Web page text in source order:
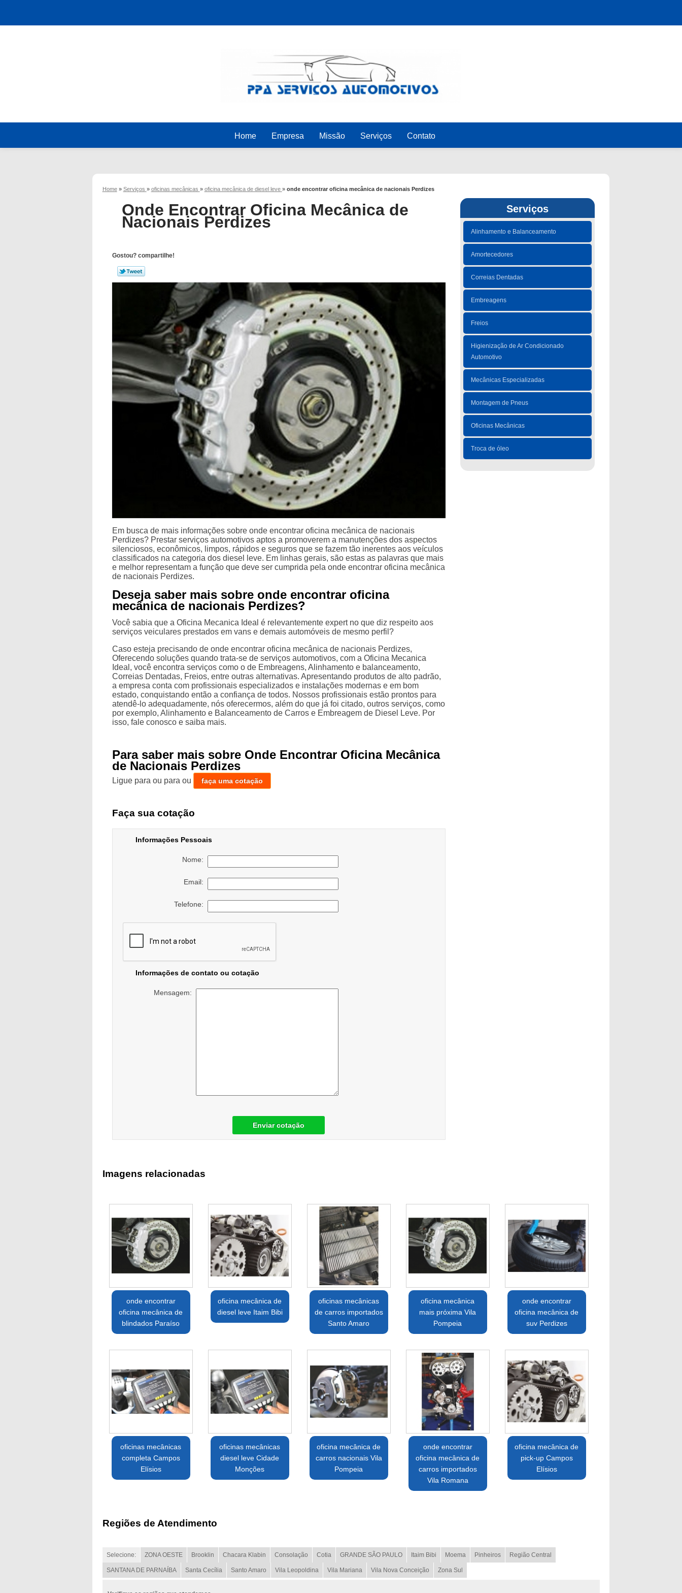
Home Empresa Missão Serviços Contato
Home » Serviços » oficinas mecânicas » oficina mecânica de diesel leve » onde encontrar oficina mecânica de nacionais Perdizes
Serviços
Alinhamento e Balanceamento
Amortecedores
Correias Dentadas
Embreagens
Freios
Higienização de Ar Condicionado
Automotivo
Mecânicas Especializadas
Montagem de Pneus
Oficinas Mecânicas
Troca de óleo
Onde Encontrar Oficina Mecânica de
Nacionais Perdizes
Gostou? compartilhe!
Em busca de mais informações sobre onde encontrar oficina mecânica de nacionais
Perdizes? Prestar serviços automotivos aptos a promoverem a manutenções dos aspectos
silenciosos, econômicos, limpos, rápidos e seguros que se fazem tão inerentes aos veículos
classificados na categoria dos diesel leve. Em linhas gerais, são estas as palavras que mais
e melhor representam a função que deve ser cumprida pela onde encontrar oficina mecânica
de nacionais Perdizes.
Deseja saber mais sobre onde encontrar oficina
mecânica de nacionais Perdizes?
Você sabia que a Oficina Mecanica Ideal é relevantemente expert no que diz respeito aos
serviços veiculares prestados em vans e demais automóveis de mesmo perfil?
Caso esteja precisando de onde encontrar oficina mecânica de nacionais Perdizes,
Oferecendo soluções quando trata-se de serviços automotivos, com a Oficina Mecanica
Ideal, você encontra serviços como o de Embreagens, Alinhamento e balanceamento,
Correias Dentadas, Freios, entre outras alternativas. Apresentando produtos de alto padrão,
a empresa conta com profissionais especializados e instalações modernas e em bom
estado, conquistando então a confiança de todos. Nossos profissionais estão prontos para
atendê-lo adequadamente, nós oferecermos, além do que já foi citado, outros serviços, como
por exemplo, Alinhamento e Balanceamento de Carros e Embreagem de Diesel Leve. Por
isso, fale conosco e saiba mais.
Para saber mais sobre Onde Encontrar Oficina Mecânica
de Nacionais Perdizes
Ligue paraou paraou faça uma cotação
Faça sua cotação
Informações Pessoais
Nome:
Email:
Telefone:
Informações de contato ou cotação
Mensagem:
Enviar cotação
Imagens relacionadas
onde encontrar
oficina mecânica de
blindados Paraíso
oficina mecânica de
diesel leve Itaim Bibi
oficinas mecânicas
de carros importados
Santo Amaro
oficina mecânica
mais próxima Vila
Pompeia
onde encontrar
oficina mecânica de
suv Perdizes
oficinas mecânicas
completa Campos
Elísios
oficinas mecânicas
diesel leve Cidade
Monções
oficina mecânica de
carros nacionais Vila
Pompeia
onde encontrar
oficina mecânica de
carros importados
Vila Romana
oficina mecânica de
pick-up Campos
Elísios
Regiões de Atendimento
Selecione: ZONA OESTE Brooklin Chacara Klabin Consolação Cotia GRANDE SÃO PAULO Itaim Bibi Moema Pinheiros Região Central
SANTANA DE PARNAÍBA Santa Cecília Santo Amaro Vila Leopoldina Vila Mariana Vila Nova Conceição Zona Sul